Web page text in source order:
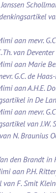
aan mevr.
van
aan Marie
G.C. de
aan A.H.E.
in De
aan mevr.
van J.W.
N. Braunius
den Brandt in
aan P.H.
van F. Smit